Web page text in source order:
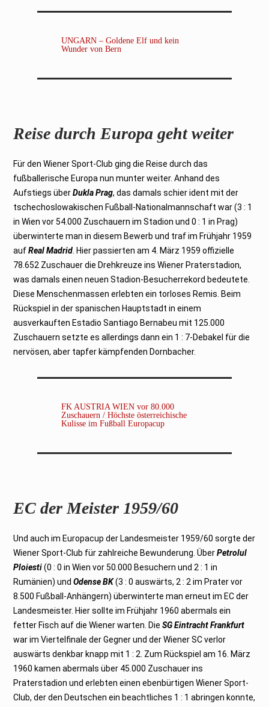
UNGARN – Goldene Elf und kein
Wunder von Bern
Reise durch Europa geht weiter
Für den Wiener Sport-Club ging die Reise durch das
fußballerische Europa nun munter weiter. Anhand des
Aufstiegs überDukla Prag, das damals schier ident mit der
tschechoslowakischen Fußball-Nationalmannschaft war (3 : 1
in Wien vor 54.000 Zuschauern im Stadion und 0 : 1 in Prag)
überwinterte man in diesem Bewerb und traf im Frühjahr 1959
aufReal Madrid. Hier passierten am 4. März 1959 offizielle
78.652 Zuschauer die Drehkreuze ins Wiener Praterstadion,
was damals einen neuen Stadion-Besucherrekord bedeutete.
Diese Menschenmassen erlebten ein torloses Remis. Beim
Rückspiel in der spanischen Hauptstadt in einem
ausverkauften Estadio Santiago Bernabeu mit 125.000
Zuschauern setzte es allerdings dann ein 1 : 7-Debakel für die
nervösen, aber tapfer kämpfenden Dornbacher.
FK AUSTRIA WIEN vor 80.000
Zuschauern / Höchste österreichische
Kulisse im Fußball Europacup
EC der Meister 1959/60
Und auch im Europacup der Landesmeister 1959/60 sorgte der
Wiener Sport-Club für zahlreiche Bewunderung. ÜberPetrolul
Ploiesti(0 : 0 in Wien vor 50.000 Besuchern und 2 : 1 in
Rumänien) undOdense BK(3 : 0 auswärts, 2 : 2 im Prater vor
8.500 Fußball-Anhängern) überwinterte man erneut im EC der
Landesmeister. Hier sollte im Frühjahr 1960 abermals ein
fetter Fisch auf die Wiener warten. DieSG Eintracht Frankfurt
war im Viertelfinale der Gegner und der Wiener SC verlor
auswärts denkbar knapp mit 1 : 2. Zum Rückspiel am 16. März
1960 kamen abermals über 45.000 Zuschauer ins
Praterstadion und erlebten einen ebenbürtigen Wiener Sport-
Club, der den Deutschen ein beachtliches 1 : 1 abringen konnte,